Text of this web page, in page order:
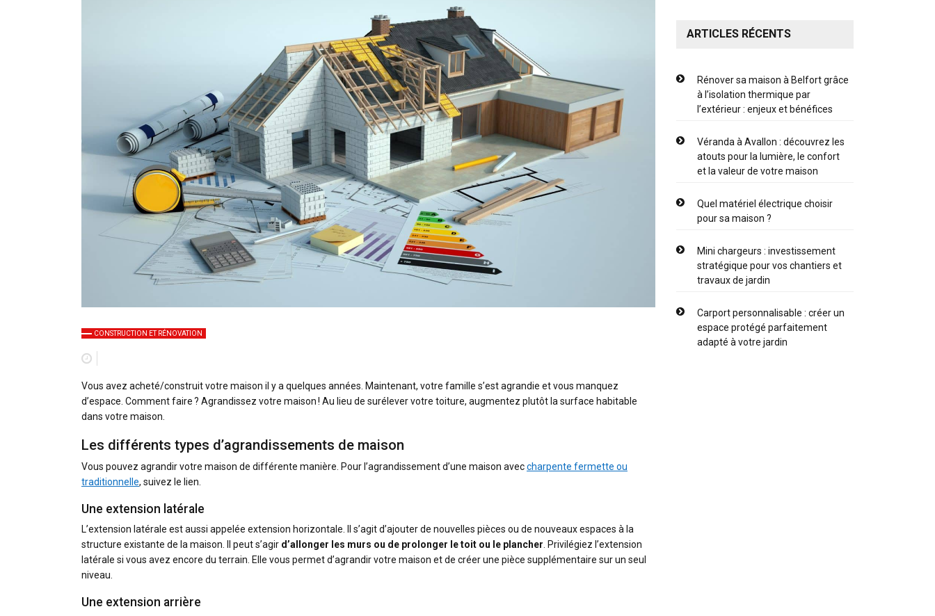
CONSTRUCTION ET RÉNOVATION
Vous avez acheté/construit votre maison il y a quelques années. Maintenant, votre famille s’est agrandie et vous manquez
d’espace. Comment faire ? Agrandissez votre maison ! Au lieu de surélever votre toiture, augmentez plutôt la surface habitable
dans votre maison.
Les différents types d’agrandissements de maison
Vous pouvez agrandir votre maison de différente manière. Pour l’agrandissement d’une maison aveccharpente fermette ou
traditionnelle, suivez le lien.
Une extension latérale
L’extension latérale est aussi appelée extension horizontale. Il s’agit d’ajouter de nouvelles pièces ou de nouveaux espaces à la
structure existante de la maison. Il peut s’agir d’allonger les murs ou de prolonger le toit ou le plancher. Privilégiez l’extension
latérale si vous avez encore du terrain. Elle vous permet d’agrandir votre maison et de créer une pièce supplémentaire sur un seul
niveau.
Une extension arrière
ARTICLES RÉCENTS
Rénover sa maison à Belfort grâce
à l’isolation thermique par
l’extérieur : enjeux et bénéfices
Véranda à Avallon : découvrez les
atouts pour la lumière, le confort
et la valeur de votre maison
Quel matériel électrique choisir
pour sa maison ?
Mini chargeurs : investissement
stratégique pour vos chantiers et
travaux de jardin
Carport personnalisable : créer un
espace protégé parfaitement
adapté à votre jardin